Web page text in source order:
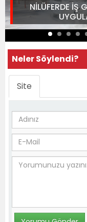
NİLÜFERDE İŞ
Neler Söylendi?
Site